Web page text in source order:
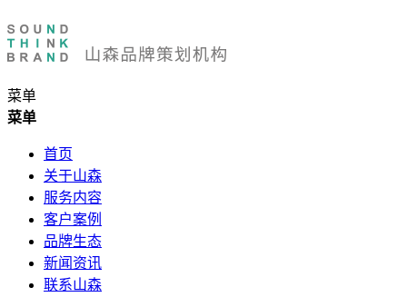
菜单
菜单
首页
关于山森
服务内容
客户案例
品牌生态
新闻资讯
联系山森